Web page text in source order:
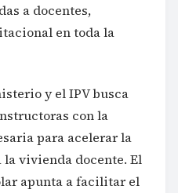
a docentes,
en toda la
y el IPV busca
con la
para acelerar la
vivienda docente. El
apunta a facilitar el